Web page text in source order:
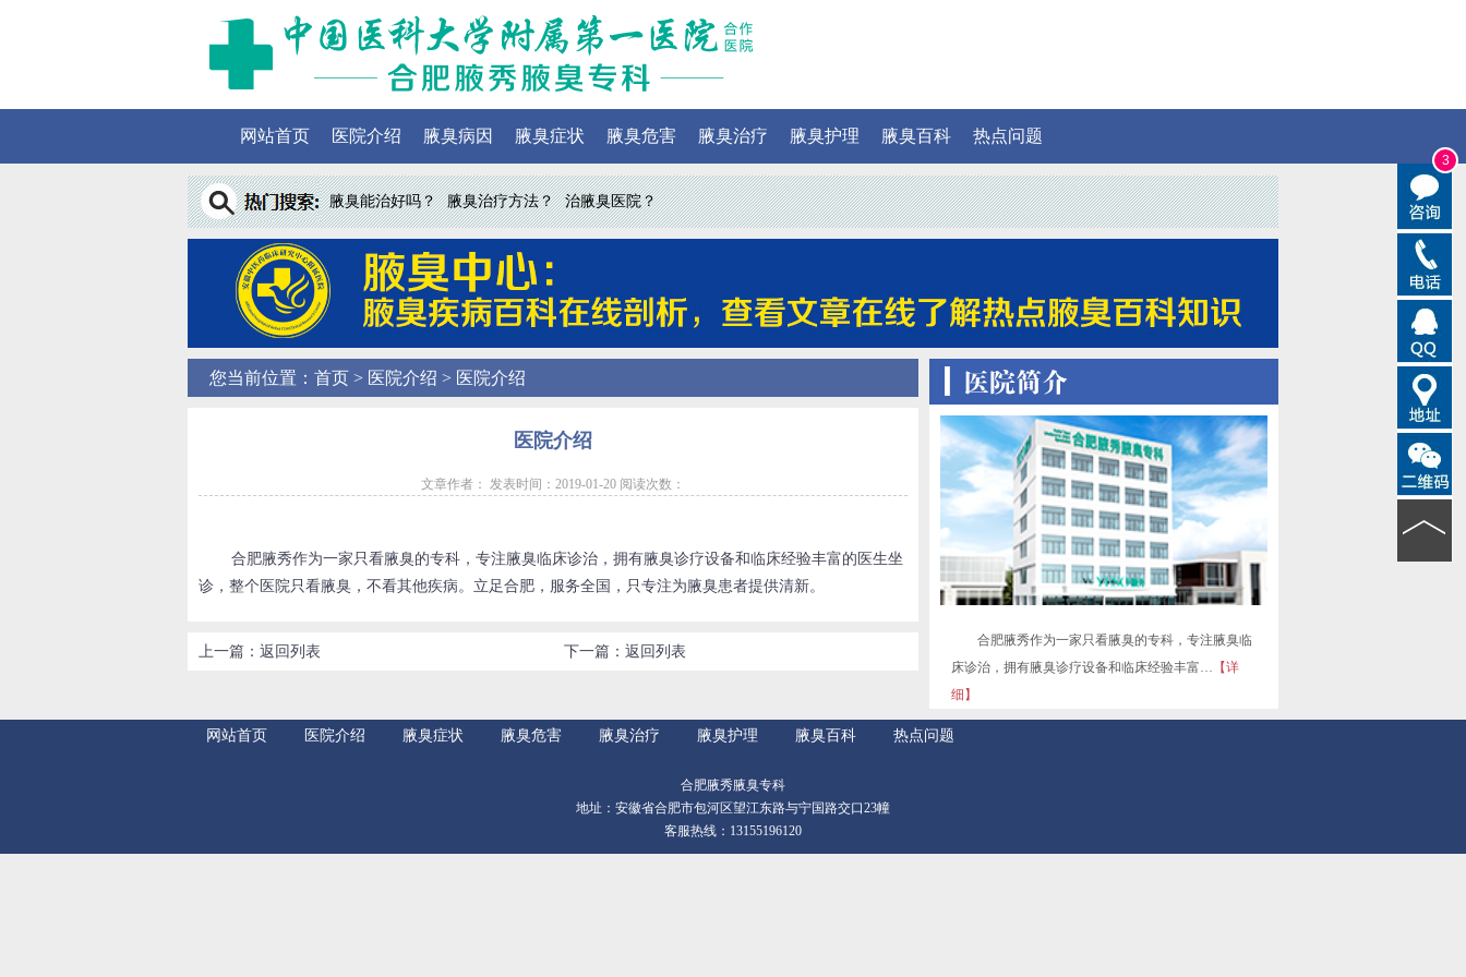
3
网站首页 医院介绍 腋臭病因 腋臭症状 腋臭危害 腋臭治疗 腋臭护理 腋臭百科 热点问题
腋臭能治好吗？ 腋臭治疗方法？ 治腋臭医院？
您当前位置： 首页 > 医院介绍 > 医院介绍
医院介绍
文章作者： 发表时间：2019-01-20 阅读次数：
合肥腋秀作为一家只看腋臭的专科，专注腋臭临床诊治，拥有腋臭诊疗设备和临床经验丰富的医生坐
诊，整个医院只看腋臭，不看其他疾病。立足合肥，服务全国，只专注为腋臭患者提供清新。
上一篇： 返回列表 下一篇： 返回列表
合肥腋秀作为一家只看腋臭的专科，专注腋臭临
床诊治，拥有腋臭诊疗设备和临床经验丰富… 【详
细】
网站首页 医院介绍 腋臭症状 腋臭危害 腋臭治疗 腋臭护理 腋臭百科 热点问题
合肥腋秀腋臭专科
地址：安徽省合肥市包河区望江东路与宁国路交口23幢
客服热线：13155196120